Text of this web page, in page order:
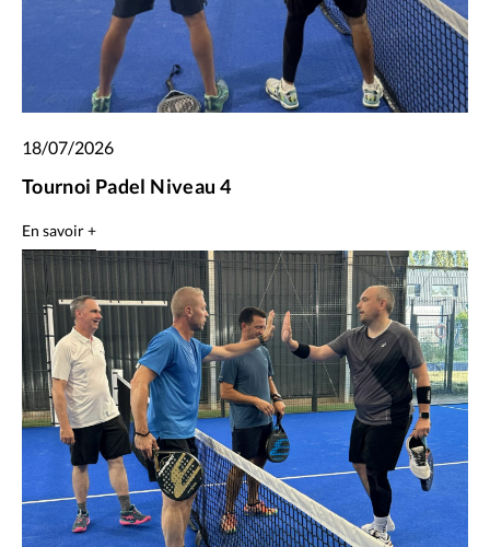
18/07/2026
Tournoi Padel Niveau 4
En savoir +